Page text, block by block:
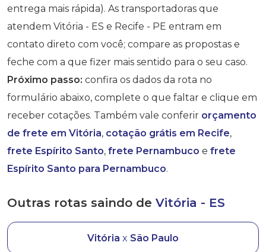
entrega mais rápida). As transportadoras que
atendem Vitória - ES e Recife - PE entram em
contato direto com você; compare as propostas e
feche com a que fizer mais sentido para o seu caso.
Próximo passo: confira os dados da rota no
formulário abaixo, complete o que faltar e clique em
receber cotações. Também vale conferir orçamento
de frete em Vitória, cotação grátis em Recife,
frete Espírito Santo, frete Pernambuco e frete
Espírito Santo para Pernambuco.
Outras rotas saindo de Vitória - ES
Vitória x São Paulo